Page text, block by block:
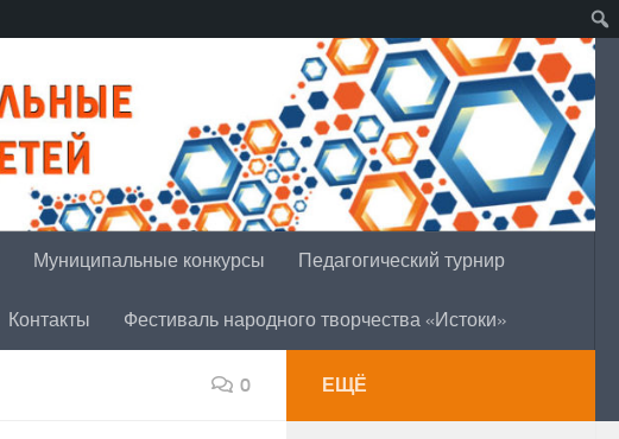
Муниципальные конкурсы Педагогический турнир
Контакты Фестиваль народного творчества «Истоки»
0 ЕЩЁ